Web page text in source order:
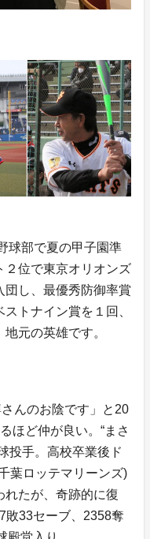
球部で夏の甲子園準
２位で東京オリオンズ
団し、最優秀防御率賞
トナイン賞を１回、
元の英雄です。
んのお陰です」と20
ほど仲が良い。“まさ
投手。高校卒業後ド
葉ロッテマリーンズ)
れたが、奇跡的に復
敗33セーブ、2358奪